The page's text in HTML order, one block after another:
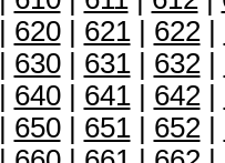
620| 621| 622|
630| 631| 632|
640| 641| 642|
650| 651| 652|